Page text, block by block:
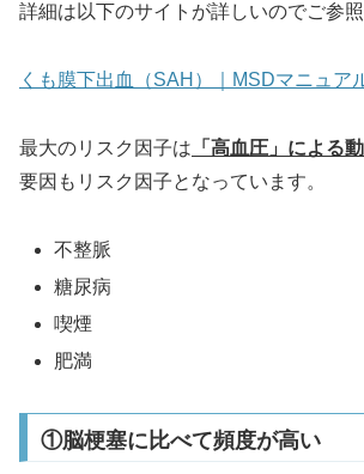
詳細は以下のサイトが詳しいのでご参照
くも膜下出血（SAH）｜MSDマニュア
最大のリスク因子は 「高血圧」による
要因もリスク因子となっています。
不整脈
糖尿病
喫煙
肥満
①脳梗塞に比べて頻度が高い